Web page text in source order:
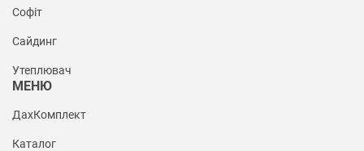
Софіт
Сайдинг
Утеплювач
МЕНЮ
ДахКомплект
Каталог